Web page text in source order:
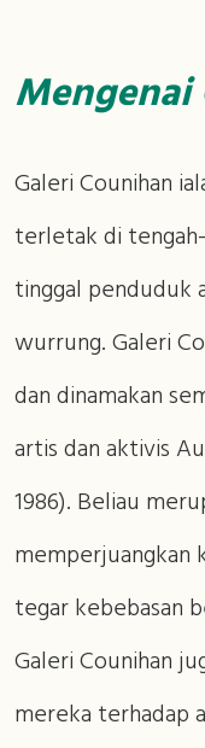
Mengenai
Galeri Counihan
terletak di
tinggal penduduk
wurrung. Galeri
dan dinamakan
artis dan aktivis
1986). Beliau
memperjuangkan
tegar kebebasan
Galeri Counihan
mereka terhadap